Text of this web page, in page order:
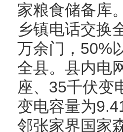
家粮食储备库
乡镇电话交换
万余门，50%
全县。县内电
座、35千伏变
变电容量为
邻张家界国家